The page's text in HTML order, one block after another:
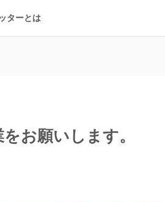
ターとは
お願いします。